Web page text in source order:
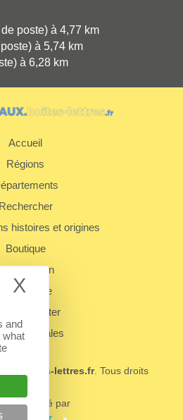
poste) à 4,77 km
à 5,74 km
à 6,28 km
Accueil
Régions
Rechercher
histoires et origines
Boutique
Plan du site
contacter
légales
lettres.fr. Tous droits
édité par
and
what
X Hide cookie